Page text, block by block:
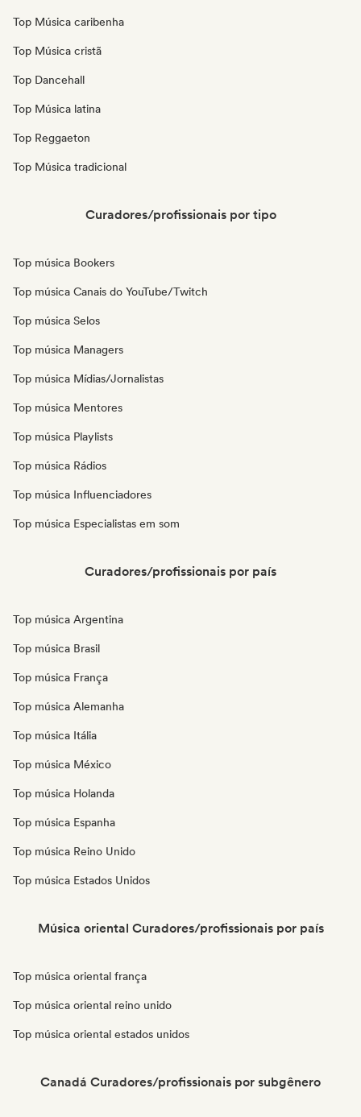
Top Música caribenha
Top Música cristã
Top Dancehall
Top Música latina
Top Reggaeton
Top Música tradicional
Curadores/profissionais por tipo
Top música Bookers
Top música Canais do YouTube/Twitch
Top música Selos
Top música Managers
Top música Mídias/Jornalistas
Top música Mentores
Top música Playlists
Top música Rádios
Top música Influenciadores
Top música Especialistas em som
Curadores/profissionais por país
Top música Argentina
Top música Brasil
Top música França
Top música Alemanha
Top música Itália
Top música México
Top música Holanda
Top música Espanha
Top música Reino Unido
Top música Estados Unidos
Música oriental Curadores/profissionais por país
Top música oriental frança
Top música oriental reino unido
Top música oriental estados unidos
Canadá Curadores/profissionais por subgênero